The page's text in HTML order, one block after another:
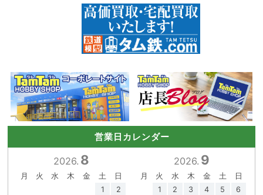
営業日カレンダー
2026. 8
月 火 水 木 金 土
日
1
2
2026. 9
月 火 水 木 金 土
日
1
2 3 4 5
6